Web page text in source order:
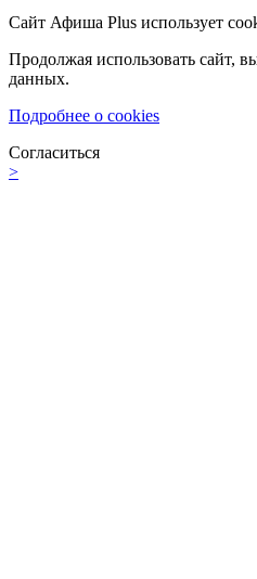
Сайт Афиша Plus использует
Продолжая использовать сайт,
данных.
Подробнее о cookies
Согласиться
>